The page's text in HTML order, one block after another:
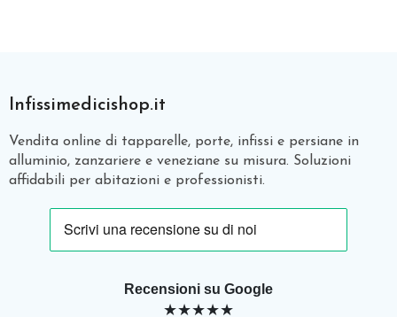
Infissimedicishop.it
Vendita online di tapparelle, porte, infissi e persiane in
alluminio, zanzariere e veneziane su misura. Soluzioni
affidabili per abitazioni e professionisti.
Recensioni su Google
★★★★★